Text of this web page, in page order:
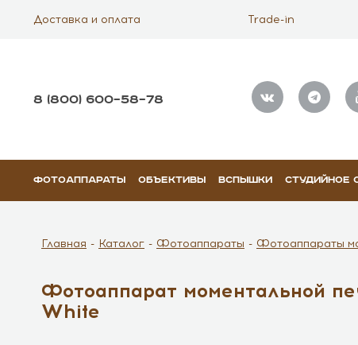
Доставка и оплата Trade-in
8 (800) 600–58–78
ФОТОАППАРАТЫ ОБЪЕКТИВЫ ВСПЫШКИ СТУДИЙНОЕ
Главная Каталог Фотоаппараты Фотоаппараты
Фотоаппарат моментальной
White